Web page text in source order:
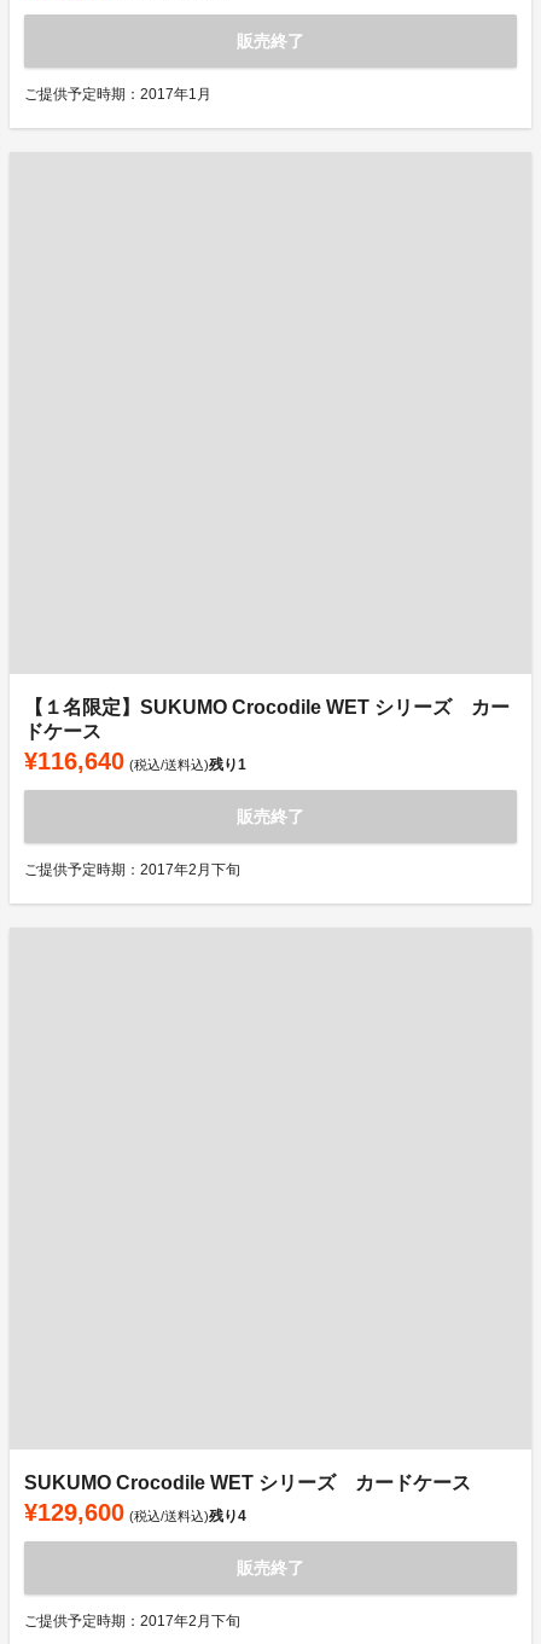
販売終了
ご提供予定時期：2017年1月
【１名限定】SUKUMO Crocodile WET シリーズ カー
ドケース
¥116,640 (税込/送料込)残り1
販売終了
ご提供予定時期：2017年2月下旬
SUKUMO Crocodile WET シリーズ カードケース
¥129,600 (税込/送料込)残り4
販売終了
ご提供予定時期：2017年2月下旬